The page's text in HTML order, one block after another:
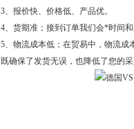
3、报价快、价格低、产品优。
4、货期准；接到订单我们会*时间
5、物流成本低；在贸易中，物流成
既确保了发货无误，也降低了您的